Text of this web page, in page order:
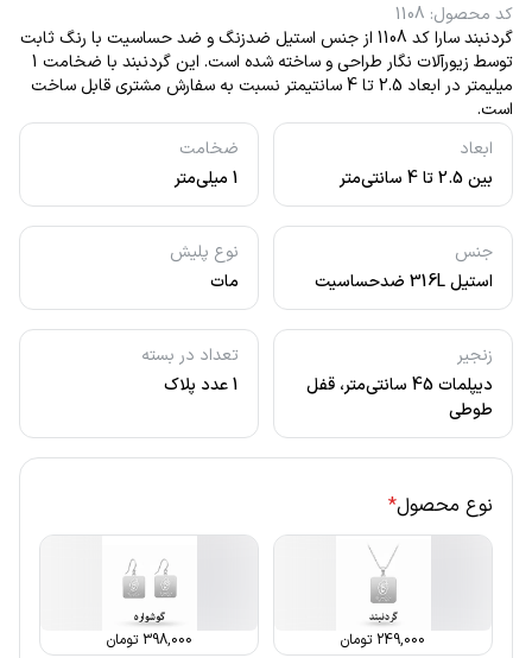
ابعاد
بین 2.5 تا 4 سانتی‌متر
ضخامت
1 میلی‌متر
جنس
استیل 316L ضدحساسیت
نوع پلیش
مات
زنجیر
دیپلمات 45 سانتی‌متر، قفل
طوطی
تعداد در بسته
1 عدد پلاک
کد محصول:
1108
گردنبند سارا کد 1108 از جنس استیل ضدزنگ و ضد حساسیت با رنگ ثابت
توسط زیورآلات نگار طراحی و ساخته شده است. این گردنبند با ضخامت 1
میلیمتر در ابعاد 2.5 تا 4 سانتیمتر نسبت به سفارش مشتری قابل ساخت
است.
نوع محصول*
249,000 تومان 398,000 تومان